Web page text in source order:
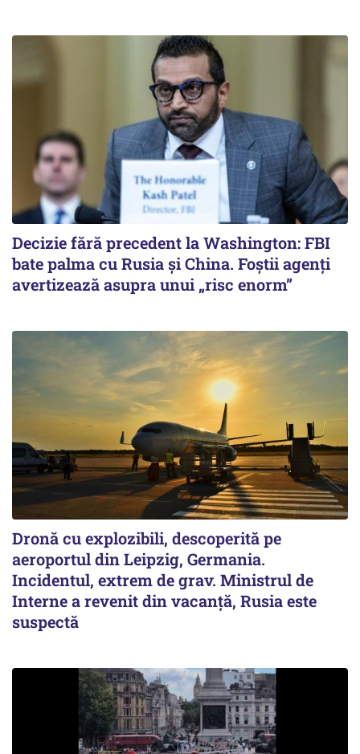
Decizie fără precedent la Washington: FBI
bate palma cu Rusia și China. Foștii agenți
avertizează asupra unui „risc enorm”
Dronă cu explozibili, descoperită pe
aeroportul din Leipzig, Germania.
Incidentul, extrem de grav. Ministrul de
Interne a revenit din vacanță, Rusia este
suspectă